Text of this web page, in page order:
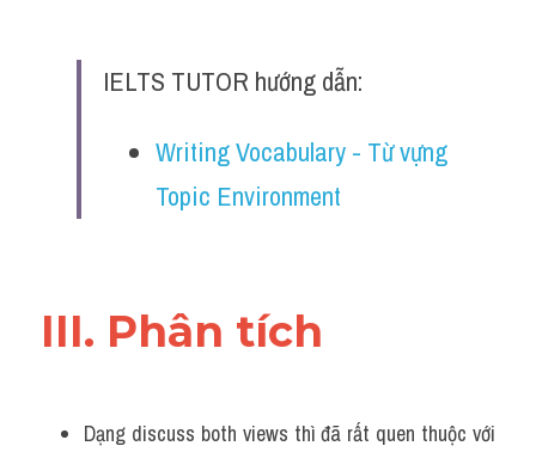
IELTS Advice
Đề thi thật Task 2
IELTS TUTOR hướng dẫn:
Writing Vocabulary - Từ vựng
Topic Environment
III. Phân tích
Dạng discuss both views thì đã rất quen thuộc với